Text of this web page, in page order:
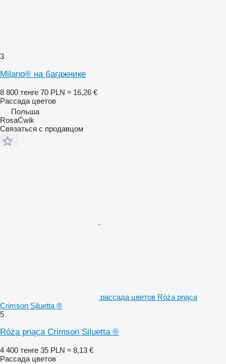
3
Milano® на багажнике
8 800 тенге 70 PLN ≈ 16,26 €
Рассада цветов
Польша
RosaĆwik
Связаться с продавцом
рассада цветов Róża pnąca
Crimson Siluetta ®
5
Róża pnąca Crimson Siluetta ®
4 400 тенге 35 PLN ≈ 8,13 €
Рассада цветов